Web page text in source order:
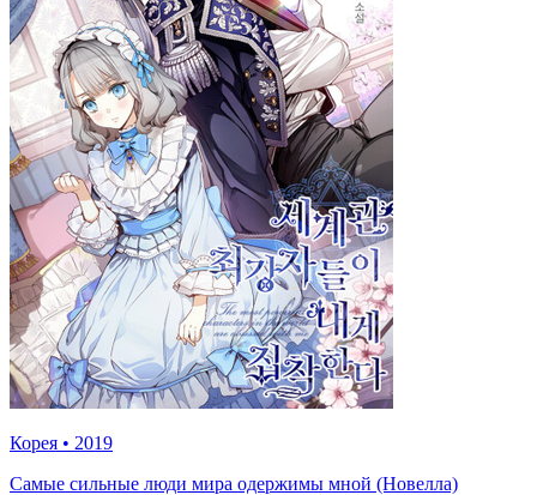
Корея • 2019
Самые сильные люди мира одержимы мной (Новелла)